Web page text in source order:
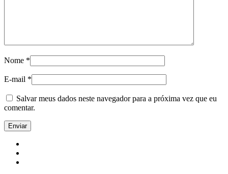
Nome *
E-mail *
Salvar meus dados neste navegador para a próxima vez que eu
comentar.